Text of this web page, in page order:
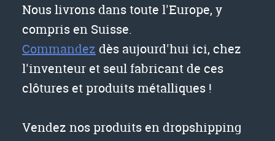
Nous livrons dans toute l'Europe, y
compris en Suisse.
Commandez dès aujourd'hui ici, chez
l'inventeur et seul fabricant de ces
clôtures et produits métalliques !
Vendez nos produits en dropshipping